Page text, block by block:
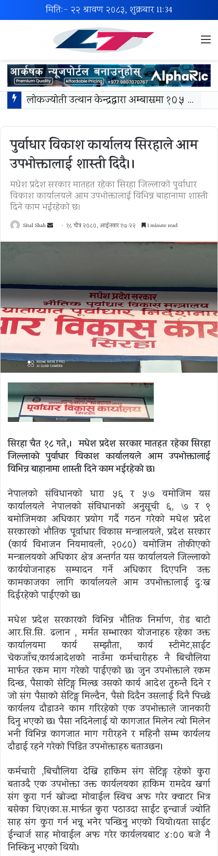
मिति:- २२ श्रावण २०८३, शुक्रबार11:34
लोकज्योती उत्थान केन्द्रद्वारा अम्बासमा १०५ विपन्न विद्यार्थीलाई शैक्षिक तथा खेलकुद सामग्री वितरण
पुर्वाधार विकाश कार्यालय सिरहाले आम
उपभोक्तालाई शास्ती दिदै।।
मधेश प्रदेश सरकार मातहत रहेका सिरहा जिल्लाकाे पुर्वाधार
विकाश कार्यालयले आम उपभोक्तालाई विभिन्न बाहानामा शास्ती
दिने काम भईरहेकाे छ।
Sital Shah
Send १८ चैत्र २०८०, आईतवार १७:२२ 1 minute read
सिरहा चैत १८ गते,। मधेश प्रदेश सरकार मातहत रहेका सिरहा
जिल्लाकाे पुर्वाधार विकाश कार्यालयले आम उपभोक्तालाई
विभिन्न बाहानामा शास्ती दिने काम भईरहेकाे छ।
नेपालको संविधानको धारा ५६ र ५७ वमोजिम यस
कार्यालयले नेपालको संविधानको अनुसूची ६, ७ र ९
बमोजिमका अधिकार प्रयोग गर्दै गठन गरेको मधेश प्रदेश
सरकारको भौतिक पूर्वाधार विकास मन्त्रालयले, प्रदेश सरकार
(कार्य विभाजन नियमावली, २०८०) वमोजिम तोकीएको
मन्त्रालयको अधिकार क्षेत्र अन्तर्गत यस कार्यालयले जिल्लाको
कार्ययोजनाहरु सम्पादन गर्ने अधिकार दिएपनि उक्त
कामकाजका लागि कार्यालयले आम उपभोक्तालाई दु:ख
दिईरहेकाे पाईएकाे छ।
मधेश प्रदेश सरकारकाे विभिन्न भाैतिक निर्माण, राेड बाटाे
आर.सि.सि. ढलान , मर्मत सम्भारका याेजनाहरु रहेका उक्त
कार्यालयमा कार्य सम्झौता, कार्य स्टीमेट,साईट
चेकजाँच,कार्यआदेशकाे नाउँमा कर्मचारीहरु नै बिचाैलिया
मार्फत रकम माग गरेकाे पाईएकाे छ। जुन उपभोक्ताले रकम
दिन्छ, पैसाकाे सेटिङ्ग मिल्छ उसकाे कार्य आदेश तुरुन्तै दिने र
जाे संग पैसाकाे सेटिङ्ग मिल्दैन, पैसाे दिदैन उसलाई दिनै पिच्छे
कार्यलय दाैडाउने काम गरिरहेकाे एक उपभोक्ताले जानकारी
दिनु भएकाे छ। पैसा नदिनेलाई याे कागजात मिलेन त्यो मिलेन
भनी विभिन्न कागजात माग गरीरहने र महिनाै सम्म कार्यलय
दाैडाई रहने गरेकाे पिडित उपभोक्ताहरु बताउछन।
कर्मचारी ,बिचाैलिया देखि हाकिम संग सेटिङ्ग रहेकाे कुरा
बताउदै एक उपभोक्ता उक्त कार्यलयका हाकिम रामदेव खर्गा
संग कुरा गर्न खाेज्दा माेवाईल स्विच अफ गरेर क्वाटर भित्र
बसेका थिए।का.स.मार्फत कुरा पठाउदा साईट इन्चार्ज ज्योति
साह संग कुरा गर्न भन्नू भनेर पन्छिनु भएकाे थियाे।यता साईट
ईन्चार्ज साह माेवाईल अफ गरेर कार्यलयबाट ४:०० बजे नै
निस्किनु भएकाे थियाे।